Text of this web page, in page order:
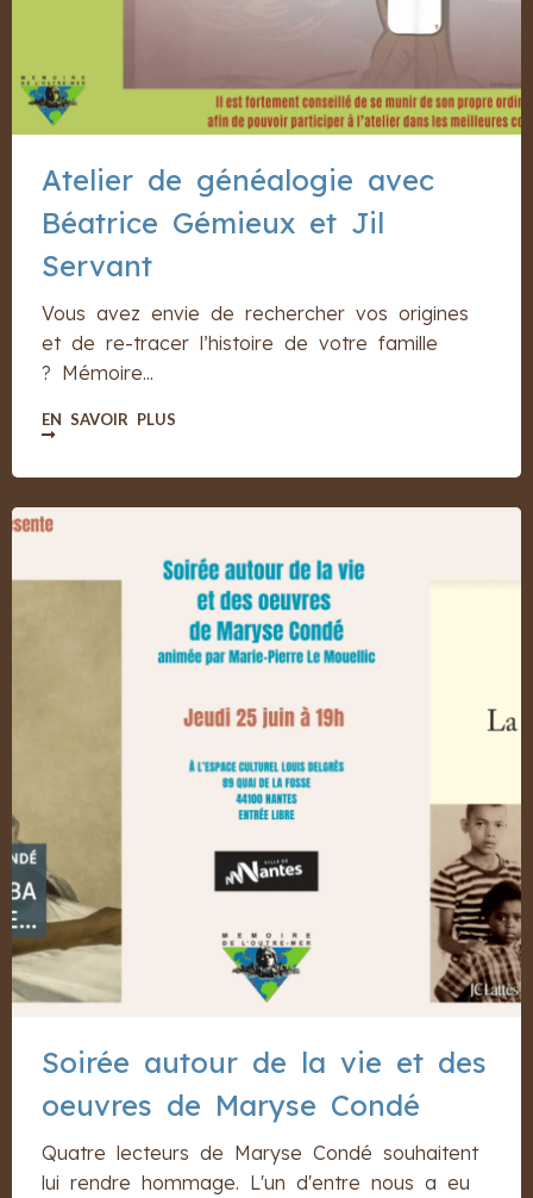
Atelier de généalogie avec
Béatrice Gémieux et Jil
Servant
Vous avez envie de rechercher vos origines
et de re-tracer l’histoire de votre famille
? Mémoire...
EN SAVOIR PLUS
Soirée autour de la vie et des
oeuvres de Maryse Condé
Quatre lecteurs de Maryse Condé souhaitent
lui rendre hommage. L'un d'entre nous a eu